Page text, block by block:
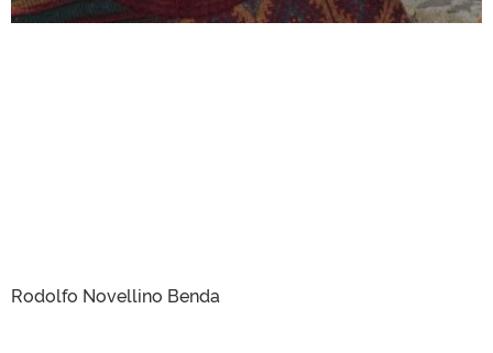
Rodolfo Novellino Benda